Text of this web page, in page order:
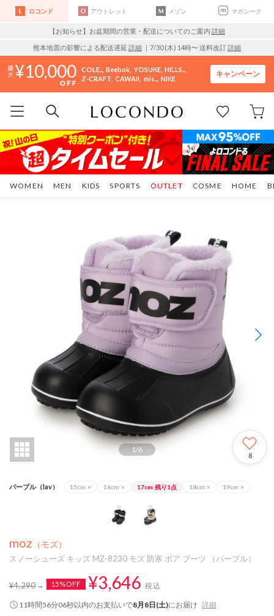
ロコンド アウトレット メゾン マガシーク
【お知らせ】お盆期間の営業・配送についてのご案内 詳細
熊本地震の影響による配送遅延 詳細 ｜7/30 (木) 14時〜 送料改訂詳細
10,000 COLE.. Reebok YOSUKE HILLS..
Z-CRAFT CAWAII mis.. NIKE
キャンペーン
WOMEN MEN KIDS SPORTS COSME HOME
OUTLET
1/6
8
パープル（lav） 15cm × 16cm × 17cm 残り1点 18cm × 19cm ×
moz （モズ）
スノーシューズ キッズ MZ-8230 モズ 防寒 ボア ブーツ （パープル）
¥4,290 15%OFF ¥3,646 税込
11時間56分05秒以内のお支払いで8月8日(土)にお届け 詳細